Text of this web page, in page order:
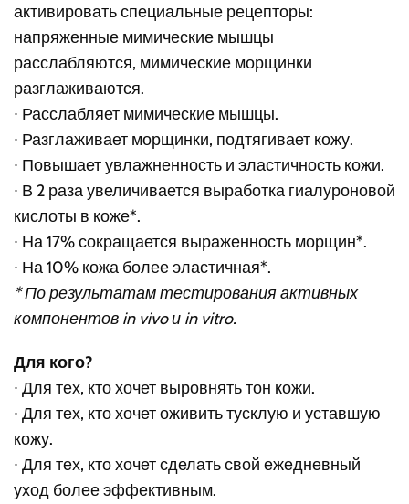
активировать специальные рецепторы:
напряженные мимические мышцы
расслабляются, мимические морщинки
разглаживаются.
∙ Расслабляет мимические мышцы.
∙ Разглаживает морщинки, подтягивает кожу.
∙ Повышает увлажненность и эластичность кожи.
∙ В 2 раза увеличивается выработка гиалуроновой
кислоты в коже*.
∙ На 17% сокращается выраженность морщин*.
∙ На 10% кожа более эластичная*.
* По результатам тестирования активных
компонентов in vivo и in vitro.
Для кого?
∙ Для тех, кто хочет выровнять тон кожи.
∙ Для тех, кто хочет оживить тусклую и уставшую
кожу.
∙ Для тех, кто хочет сделать свой ежедневный
уход более эффективным.